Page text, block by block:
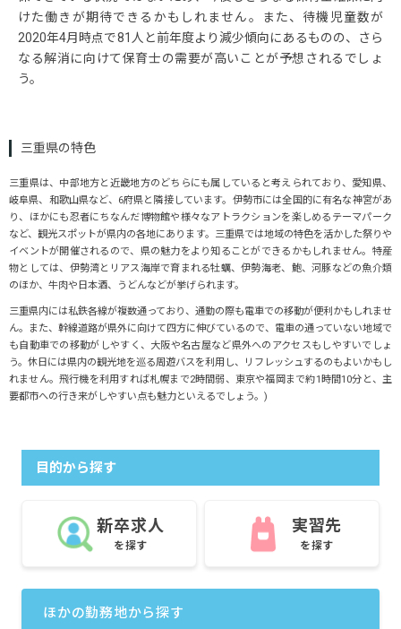
けた働きが期待できるかもしれません。また、待機児童数が
2020年4月時点で81人と前年度より減少傾向にあるものの、さら
なる解消に向けて保育士の需要が高いことが予想されるでしょ
う。
三重県の特色
三重県は、中部地方と近畿地方のどちらにも属していると考えられており、愛知県、
岐阜県、和歌山県など、6府県と隣接しています。伊勢市には全国的に有名な神宮があ
り、ほかにも忍者にちなんだ博物館や様々なアトラクションを楽しめるテーマパーク
など、観光スポットが県内の各地にあります。三重県では地域の特色を活かした祭りや
イベントが開催されるので、県の魅力をより知ることができるかもしれません。特産
物としては、伊勢湾とリアス海岸で育まれる牡蠣、伊勢海老、鮑、河豚などの魚介類
のほか、牛肉や日本酒、うどんなどが挙げられます。
三重県内には私鉄各線が複数通っており、通勤の際も電車での移動が便利かもしれませ
ん。また、幹線道路が県外に向けて四方に伸びているので、電車の通っていない地域で
も自動車での移動がしやすく、大阪や名古屋など県外へのアクセスもしやすいでしょ
う。休日には県内の観光地を巡る周遊バスを利用し、リフレッシュするのもよいかもし
れません。飛行機を利用すれば札幌まで2時間弱、東京や福岡まで約1時間10分と、主
要都市への行き来がしやすい点も魅力といえるでしょう。)
目的から探す
新卒求人
を探す
実習先
を探す
ほかの勤務地から探す